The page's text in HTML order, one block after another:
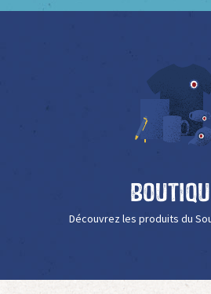
Découvrez les produits du